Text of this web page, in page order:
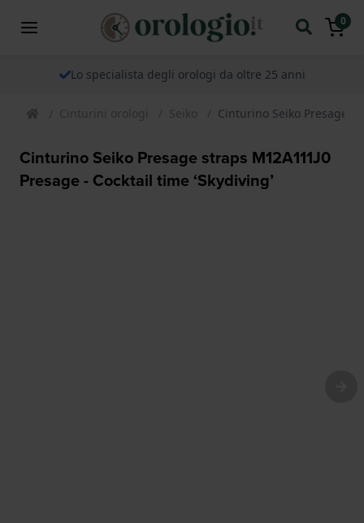
0
Lo specialista degli orologi da oltre 25 anni
Cinturini orologi Seiko Cinturino Seiko Presage
Cinturino Seiko Presage straps M12A111J0
Presage - Cocktail time ‘Skydiving’